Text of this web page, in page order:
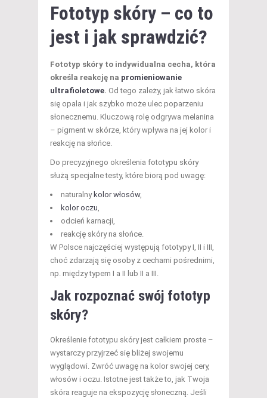
Fototyp skóry – co to
jest i jak sprawdzić?
Fototyp skóry to indywidualna cecha, która
określa reakcję na promieniowanie
ultrafioletowe. Od tego zależy, jak łatwo skóra
się opala i jak szybko może ulec poparzeniu
słonecznemu. Kluczową rolę odgrywa melanina
– pigment w skórze, który wpływa na jej kolor i
reakcję na słońce.
Do precyzyjnego określenia fototypu skóry
służą specjalne testy, które biorą pod uwagę:
naturalny kolor włosów,
kolor oczu,
odcień karnacji,
reakcję skóry na słońce.
W Polsce najczęściej występują fototypy I, II i III,
choć zdarzają się osoby z cechami pośrednimi,
np. między typem I a II lub II a III.
Jak rozpoznać swój fototyp
skóry?
Określenie fototypu skóry jest całkiem proste –
wystarczy przyjrzeć się bliżej swojemu
wyglądowi. Zwróć uwagę na kolor swojej cery,
włosów i oczu. Istotne jest także to, jak Twoja
skóra reaguje na ekspozycję słoneczną. Jeśli